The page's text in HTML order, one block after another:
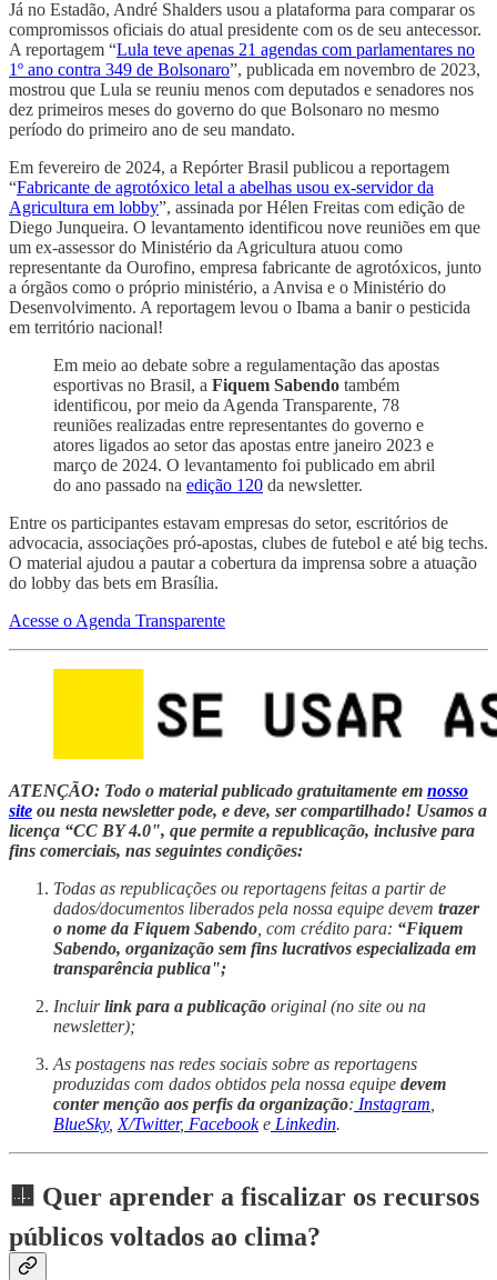
Já no Estadão, André Shalders usou a plataforma para comparar os
compromissos oficiais do atual presidente com os de seu antecessor.
A reportagem “Lula teve apenas 21 agendas com parlamentares no
1º ano contra 349 de Bolsonaro”, publicada em novembro de 2023,
mostrou que Lula se reuniu menos com deputados e senadores nos
dez primeiros meses do governo do que Bolsonaro no mesmo
período do primeiro ano de seu mandato.
Em fevereiro de 2024, a Repórter Brasil publicou a reportagem
“Fabricante de agrotóxico letal a abelhas usou ex-servidor da
Agricultura em lobby”, assinada por Hélen Freitas com edição de
Diego Junqueira. O levantamento identificou nove reuniões em que
um ex-assessor do Ministério da Agricultura atuou como
representante da Ourofino, empresa fabricante de agrotóxicos, junto
a órgãos como o próprio ministério, a Anvisa e o Ministério do
Desenvolvimento. A reportagem levou o Ibama a banir o pesticida
em território nacional!
Em meio ao debate sobre a regulamentação das apostas
esportivas no Brasil, a Fiquem Sabendo também
identificou, por meio da Agenda Transparente, 78
reuniões realizadas entre representantes do governo e
atores ligados ao setor das apostas entre janeiro 2023 e
março de 2024. O levantamento foi publicado em abril
do ano passado na edição 120 da newsletter.
Entre os participantes estavam empresas do setor, escritórios de
advocacia, associações pró-apostas, clubes de futebol e até big techs.
O material ajudou a pautar a cobertura da imprensa sobre a atuação
do lobby das bets em Brasília.
Acesse o Agenda Transparente
ATENÇÃO: Todo o material publicado gratuitamente em nosso
site ou nesta newsletter pode, e deve, ser compartilhado! Usamos a
licença “CC BY 4.0", que permite a republicação, inclusive para
fins comerciais, nas seguintes condições:
Todas as republicações ou reportagens feitas a partir de
dados/documentos liberados pela nossa equipe devem trazer
o nome da Fiquem Sabendo , com crédito para: “Fiquem
Sabendo, organização sem fins lucrativos especializada em
transparência publica";
Incluirlink para a publicação original (no site ou na
newsletter);
As postagens nas redes sociais sobre as reportagens
produzidas com dados obtidos pela nossa equipe devem
conter menção aos perfis da organização: Instagram
BlueSky, X/Twitter, Facebooke Linkedin.
🟨 Quer aprender a fiscalizar os recursos
públicos voltados ao clima?